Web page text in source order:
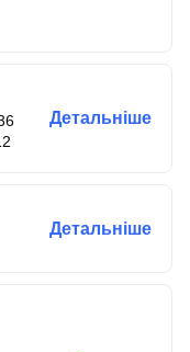
Детальніше
Детальніше